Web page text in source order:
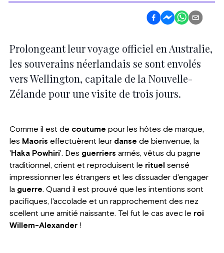
Prolongeant leur voyage officiel en Australie,
les souverains néerlandais se sont envolés
vers Wellington, capitale de la Nouvelle-
Zélande pour une visite de trois jours.
Comme il est de coutume pour les hôtes de marque,
les Maoris effectuèrent leur danse de bienvenue, la
' Haka Powhiri'. Des guerriers armés, vêtus du pagne
traditionnel, crient et reproduisent le rituel sensé
impressionner les étrangers et les dissuader d'engager
la guerre. Quand il est prouvé que les intentions sont
pacifiques, l'accolade et un rapprochement des nez
scellent une amitié naissante. Tel fut le cas avec le roi
Willem-Alexander!